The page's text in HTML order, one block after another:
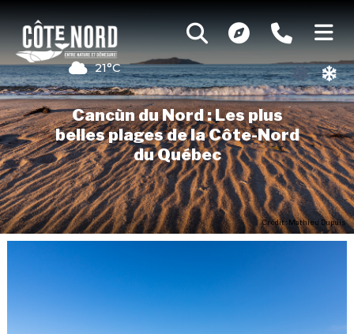
21°C
Cancùn du Nord : Les plus
belles plages de la Côte-Nord
du Québec
Crédit : Mathieu Dupuis